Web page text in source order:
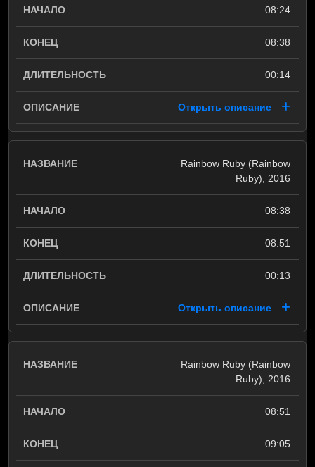
08:24
08:38
00:14
Открыть описание
Rainbow Ruby (Rainbow
Ruby), 2016
08:38
08:51
00:13
Открыть описание
Rainbow Ruby (Rainbow
Ruby), 2016
08:51
09:05